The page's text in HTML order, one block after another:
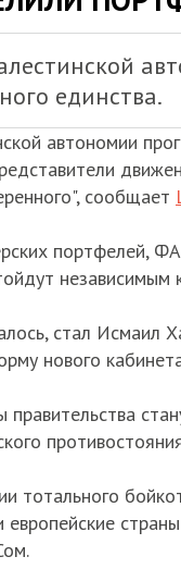
единства.
автономии
сообщает
портфелей,
независимым
стал
нового
тотального